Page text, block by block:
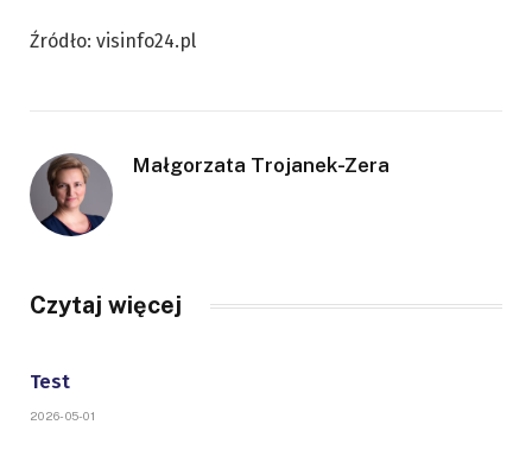
Źródło: visinfo24.pl
Małgorzata Trojanek-Zera
Czytaj więcej
Test
2026-05-01